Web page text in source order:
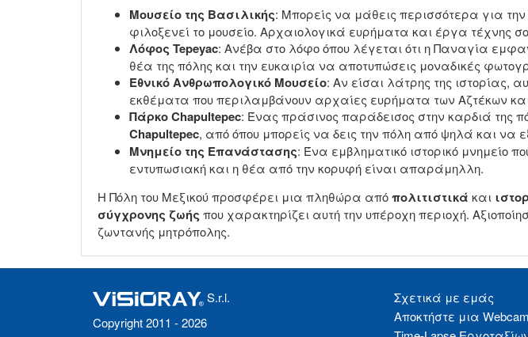
Mουσείο της Βασιλικής: Μπορείς να μάθεις περισσότερα για
φιλοξενεί το μουσείο. Αρχαιολογικά ευρήματα και έργα τέχνης
Λόφος Tepeyac: Ανέβα στο λόφο όπου λέγεται ότι η Παναγία
θέα της πόλης και την ευκαιρία να αποτυπώσεις μοναδικές
Εθνικό Ανθρωπολογικό Μουσείο: Αν είσαι λάτρης της ιστορίας,
εκθέματα που περιλαμβάνουν αρχαίες ευρήματα των Αζτέκων
Πάρκο Chapultepec: Ένας πράσινος παράδεισος στην καρδιά της
Chapultepec, από όπου μπορείς να δεις την πόλη από ψηλά και να
Μνημείο της Επανάστασης: Ένα εμβληματικό ιστορικό μνημείο
εντυπωσιακή και η θέα από την κορυφή είναι απαράμηλλη.
Η Πόλη του Μεξικού προσφέρει μια πληθώρα απόπολιτιστικά και
σύγχρονης ζωής που χαρακτηρίζει αυτή την υπέροχη περιοχή.
ζωντανής μητρόπολης.
S.r.l.
Copyright 2011 - 2026
Σχετικά με εμάς
Αποκτήστε μια Webcam